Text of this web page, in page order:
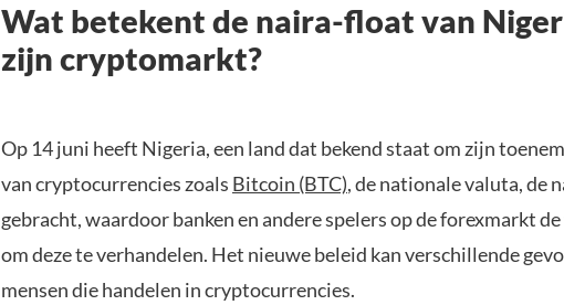
Wat betekent de naira-float van
zijn cryptomarkt?
Op 14 juni heeft Nigeria, een land dat bekend staat om zijn
van cryptocurrencies zoals Bitcoin (BTC), de nationale valuta, de
gebracht, waardoor banken en andere spelers op de forexmarkt
om deze te verhandelen. Het nieuwe beleid kan verschillende
mensen die handelen in cryptocurrencies.